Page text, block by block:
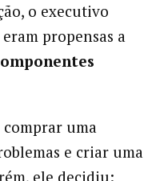
o executivo
propensas a
comprar uma
e criar uma
ele decidiu: